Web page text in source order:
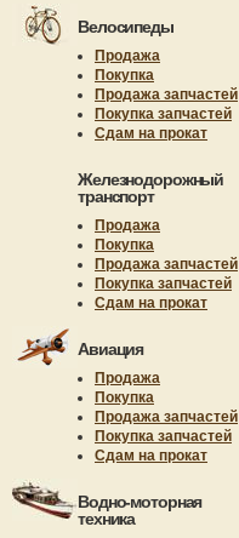
Велосипеды
Продажа
Покупка
Продажа запчастей
Покупка запчастей
Сдам на прокат
Железнодорожный
транспорт
Продажа
Покупка
Продажа запчастей
Покупка запчастей
Сдам на прокат
Авиация
Продажа
Покупка
Продажа запчастей
Покупка запчастей
Сдам на прокат
Водно-моторная
техника